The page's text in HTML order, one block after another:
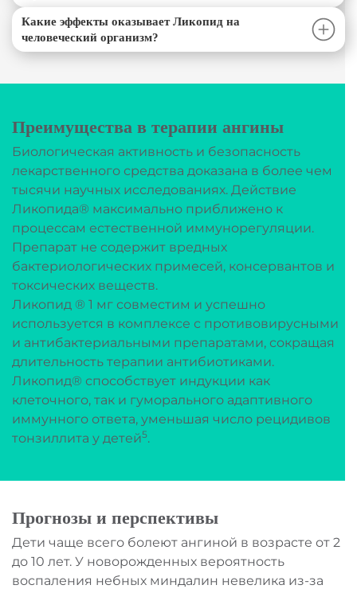
Какие эффекты оказывает Ликопид на
человеческий организм?
Преимущества в терапии ангины
Биологическая активность и безопасность
лекарственного средства доказана в более чем
тысячи научных исследованиях. Действие
Ликопида® максимально приближено к
процессам естественной иммунорегуляции.
Препарат не содержит вредных
бактериологических примесей, консервантов и
токсических веществ.
Ликопид ® 1 мг совместим и успешно
используется в комплексе с противовирусными
и антибактериальными препаратами, сокращая
длительность терапии антибиотиками.
Ликопид® способствует индукции как
клеточного, так и гуморального адаптивного
иммунного ответа, уменьшая число рецидивов
тонзиллита у детей5.
Прогнозы и перспективы
Дети чаще всего болеют ангиной в возрасте от 2
до 10 лет. У новорожденных вероятность
воспаления небных миндалин невелика из-за